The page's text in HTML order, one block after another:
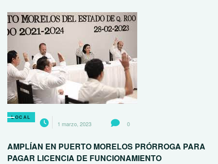
LOCAL
1 marzo, 2023 0
AMPLÍAN EN PUERTO MORELOS PRÓRROGA PARA
PAGAR LICENCIA DE FUNCIONAMIENTO